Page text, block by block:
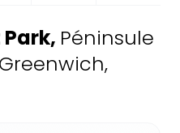
, Péninsule